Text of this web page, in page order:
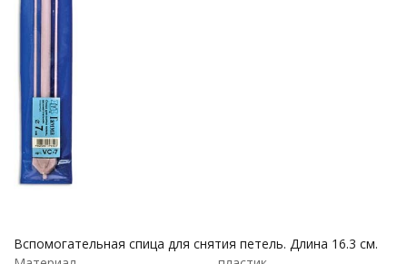
Вспомогательная спица для снятия петель. Длина 16.3 см.